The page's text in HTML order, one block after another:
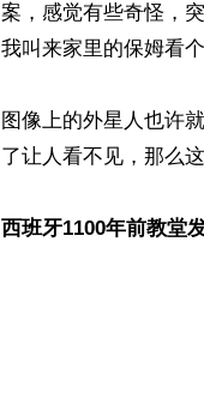
案，感觉有些奇怪，
我叫来家里的保姆看
图像上的外星人也许
了让人看不见，那么
西班牙1100年前教堂